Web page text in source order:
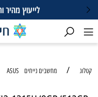
לייעוץ מהיר
קטלוג / מחשבים נייחים PC ASUS